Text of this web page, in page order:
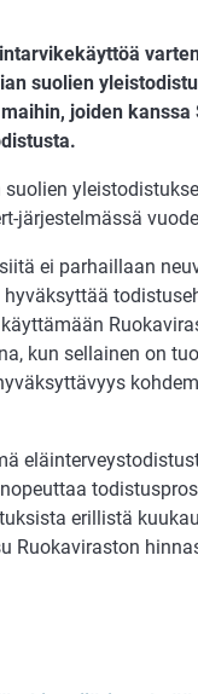
suolien
joiden kanssa
järjestelmässä
ei parhaillaan
kun sellainen on
erillistä
Ruokaviraston